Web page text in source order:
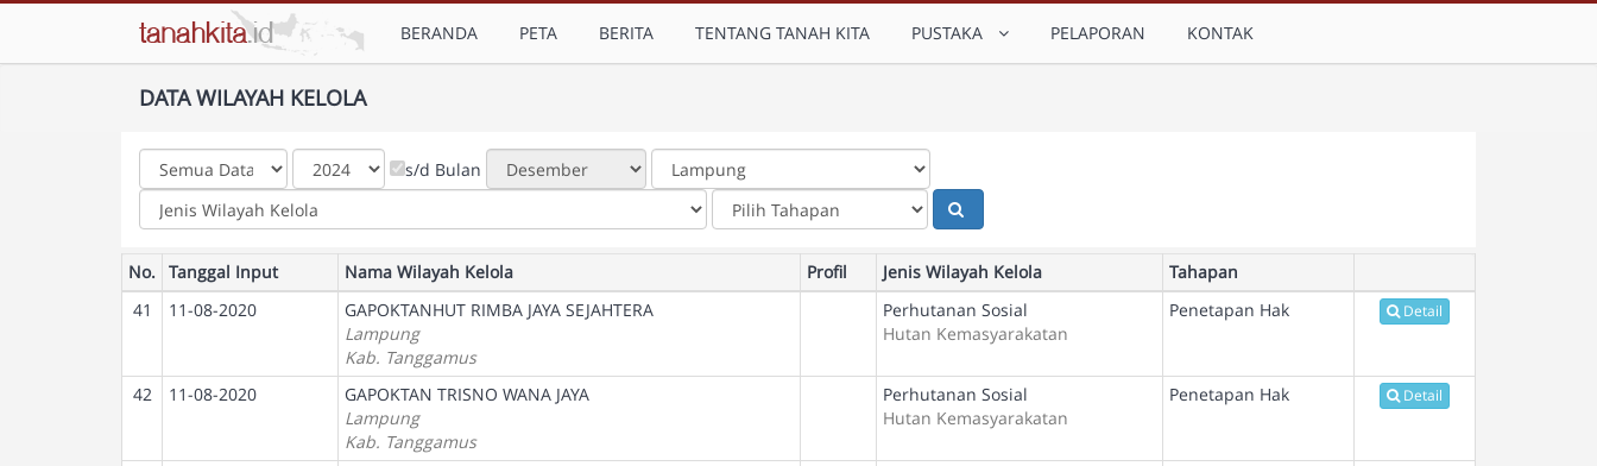
BERANDA PETA BERITA TENTANG TANAH KITA PUSTAKA PELAPORAN KONTAK
DATA WILAYAH KELOLA
s/d Bulan
No. Tanggal Input Nama Wilayah Kelola Profil Jenis Wilayah Kelola
Tahapan
41
11-08-2020
GAPOKTANHUT RIMBA JAYA SEJAHTERA
Lampung
Kab. Tanggamus
Perhutanan Sosial
Hutan Kemasyarakatan
Penetapan Hak Detail
42 11-08-2020
GAPOKTAN TRISNO WANA JAYA
Lampung
Kab. Tanggamus
Perhutanan Sosial
Hutan Kemasyarakatan
Penetapan Hak Detail